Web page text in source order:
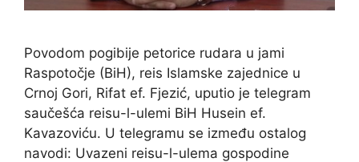
Povodom pogibije petorice rudara u jami
Raspotočje (BiH), reis Islamske zajednice u
Crnoj Gori, Rifat ef. Fjezić, uputio je telegram
saučešća reisu-l-ulemi BiH Husein ef.
Kavazoviću. U telegramu se između ostalog
navodi: Uvazeni reisu-l-ulema gospodine